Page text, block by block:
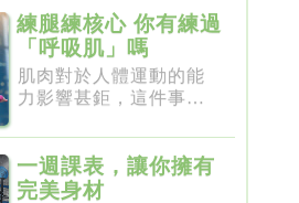
練腿練核心 你有練過
「呼吸肌」嗎
肌肉對於人體運動的能
力影響甚鉅，這件事一
一週課表，讓你擁有
完美身材